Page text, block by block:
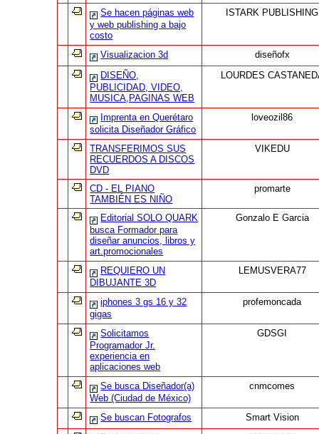
Se hacen páginas web
y web publishing a bajo
costo
ISTARK PUBLISHING
Visualizacion 3d
diseñofx
DISEÑO,
PUBLICIDAD, VIDEO,
MUSICA,PAGINAS WEB
LOURDES
Imprenta en Querétaro
solicita Diseñador Gráfico
loveozil86
TRANSFERIMOS SUS
RECUERDOS A DISCOS
DVD
VIKEDU
CD - EL PIANO
TAMBIÉN ES NIÑO
promarte
Editorial SOLO QUARK
busca Formador para
diseñar anuncios, libros y
art.promocionales
Gonzalo E Garcia
REQUIERO UN
DIBUJANTE 3D
LEMUSVERA77
iphones 3 gs 16 y 32
gigas
profemoncada
Solicitamos
Programador Jr.
experiencia en
aplicaciones web
GDSGI
Se busca Diseñador(a)
Web (Ciudad de México)
cnmcomes
Se buscan Fotografos
Smart Vision